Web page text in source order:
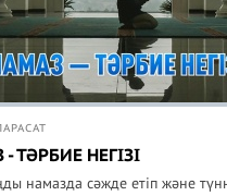
ТӘРБИЕ НЕГІЗІ
намазда сәжде етіп және